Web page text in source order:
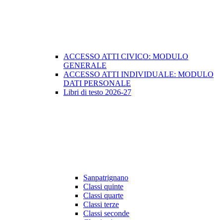
ACCESSO ATTI CIVICO: MODULO
GENERALE
ACCESSO ATTI INDIVIDUALE: MODULO
DATI PERSONALE
Libri di testo 2026-27
Sanpatrignano
Classi quinte
Classi quarte
Classi terze
Classi seconde